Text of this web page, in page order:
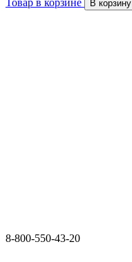
Товар в корзине В корзину
8-800-550-43-20